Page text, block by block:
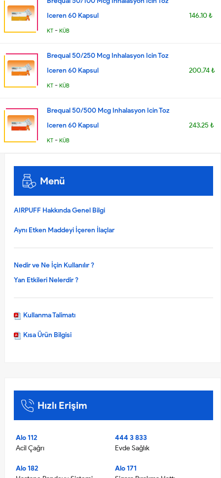
Iceren 60 Kapsul
KT - KÜB
146.10 ₺
Brequal 50/250 Mcg Inhalasyon Icin Toz
Iceren 60 Kapsul
KT - KÜB
200.74 ₺
Brequal 50/500 Mcg Inhalasyon Icin Toz
Iceren 60 Kapsul
KT - KÜB
243.25 ₺
Menü
AIRPUFF Hakkında Genel Bilgi
Aynı Etken Maddeyi İçeren İlaçlar
Nedir ve Ne İçin Kullanılır ?
Yan Etkileri Nelerdir ?
Kullanma Talimatı
Kısa Ürün Bilgisi
Hızlı Erişim
Alo 112
Acil Çağrı
444 3 833
Evde Sağlık
Alo 182
Alo 171